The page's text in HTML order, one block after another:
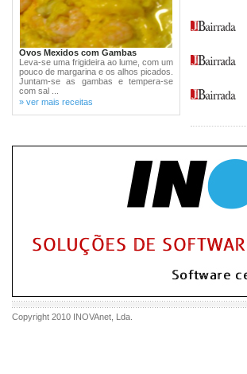
Ovos Mexidos com Gambas
Leva-se uma frigideira ao lume, com um
pouco de margarina e os alhos picados.
Juntam-se as gambas e tempera-se
com sal ...
» ver mais receitas
Copyright 2010 INOVAnet , Lda.